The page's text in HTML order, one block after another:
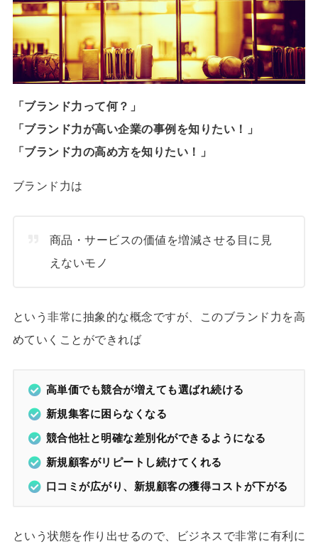
「ブランド力って何？」
「ブランド力が高い企業の事例を知りたい！」
「ブランド力の高め方を知りたい！」
ブランド力は
商品・サービスの価値を増減させる目に見
えないモノ
という非常に抽象的な概念ですが、このブランド力を高
めていくことができれば
高単価でも競合が増えても選ばれ続ける
新規集客に困らなくなる
競合他社と明確な差別化ができるようになる
新規顧客がリピートし続けてくれる
口コミが広がり、新規顧客の獲得コストが下がる
という状態を作り出せるので、ビジネスで非常に有利に